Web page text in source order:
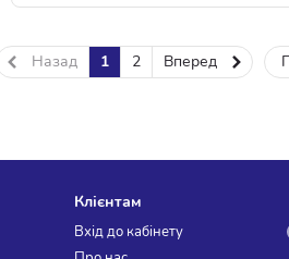
Назад 1 2 Вперед
Клієнтам
Вхід до кабінету